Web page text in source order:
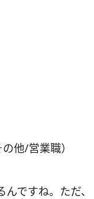
他/営業職）
ですね。ただ、